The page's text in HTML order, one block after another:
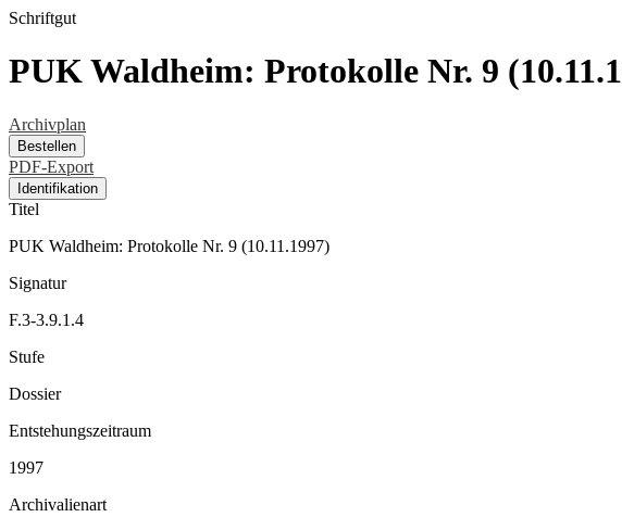
Schriftgut
PUK Waldheim: Protokolle Nr. 9
Archivplan
Bestellen
PDF-Export
Identifikation
Titel
PUK Waldheim: Protokolle Nr. 9 (10.11.1997)
Signatur
F.3-3.9.1.4
Stufe
Dossier
Entstehungszeitraum
1997
Archivalienart